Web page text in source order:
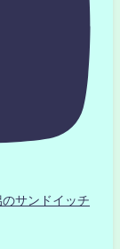
サンドイッチ